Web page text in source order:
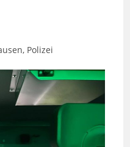
Polizei